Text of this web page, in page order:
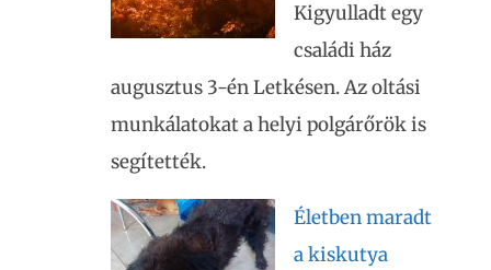
Kigyulladt egy
családi ház
augusztus 3-én Letkésen. Az oltási
munkálatokat a helyi polgárőrök is
segítették.
Életben maradt
a kiskutya